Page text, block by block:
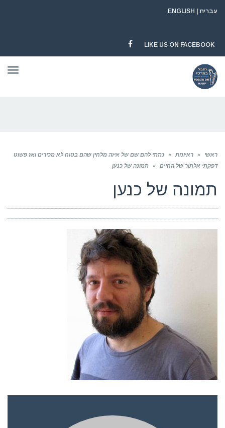
עברית ENGLISH
LIKE US ON FACEBOOK
FACEBOOK
ראשי » ראיונות »
נתתי להם שם של איזה מלחין שהם בטוח לא מכירים ואז פשוט
דפקתי אלתור של החיים
» תמונה של כנען
תמונה של כנען